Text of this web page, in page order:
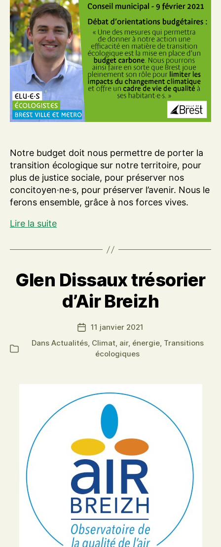
Notre budget doit nous permettre de porter la
transition écologique sur notre territoire, pour
plus de justice sociale, pour préserver nos
concitoyen·ne·s, pour préserver l’avenir. Nous le
ferons ensemble, grâce à nos forces vives.
Lire la suiteDébat
budgétaires
Glen Dissaux trésorier
d’Air Breizh
Date
de
l’article
11 janvier 2021
Catégories
Dans Actualités, Climat, air, énergie, Transitions
écologiques